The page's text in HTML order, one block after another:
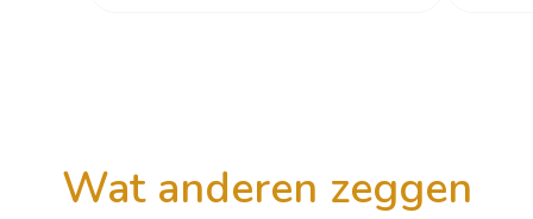
wat anderen zeggen